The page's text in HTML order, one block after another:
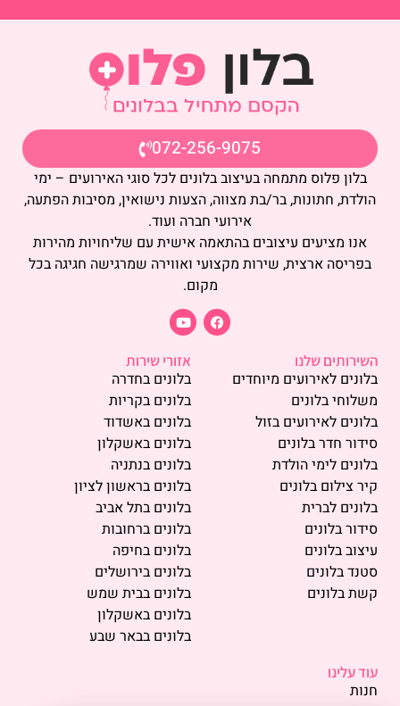
072-256-9075
בלון פלוס מתמחה בעיצוב בלונים לכל סוגי האירועים – ימי
הולדת, חתונות, בר/בת מצווה, הצעות נישואין, מסיבות הפתעה,
אירועי חברה ועוד.
אנו מציעים עיצובים בהתאמה אישית עם שליחויות מהירות
בפריסה ארצית, שירות מקצועי ואווירה שמרגישה חגיגה בכל
מקום.
השירותים שלנו
בלונים לאירועים מיוחדים
משלוחי בלונים
בלונים לאירועים בזול
סידור חדר בלונים
בלונים לימי הולדת
קיר צילום בלונים
בלונים לברית
סידור בלונים
עיצוב בלונים
סטנד בלונים
קשת בלונים
אזורי שירות
בלונים בחדרה
בלונים בקריות
בלונים באשדוד
בלונים באשקלון
בלונים בנתניה
בלונים בראשון לציון
בלונים בתל אביב
בלונים ברחובות
בלונים בחיפה
בלונים בירושלים
בלונים בבית שמש
בלונים באשקלון
בלונים בבאר שבע
עוד עלינו
חנות